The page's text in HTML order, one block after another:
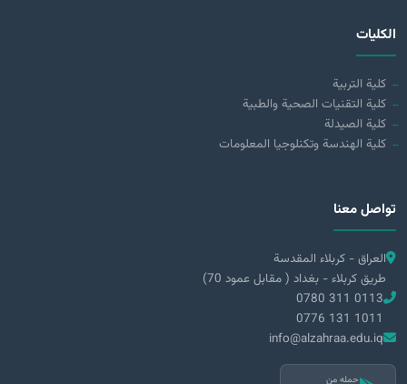
الكليات
كلية التربية
كلية التقنيات الصحية والطبية
كلية الصيدلة
كلية الهندسة وتكنلوجيا المعلومات
تواصل معنا
العراق - كربلاء المقدسة
طريق كربلاء - بغداد ( مقابل عمود 70)
0780 311 0113
0776 131 1011
info@alzahraa.edu.iq
حمله من